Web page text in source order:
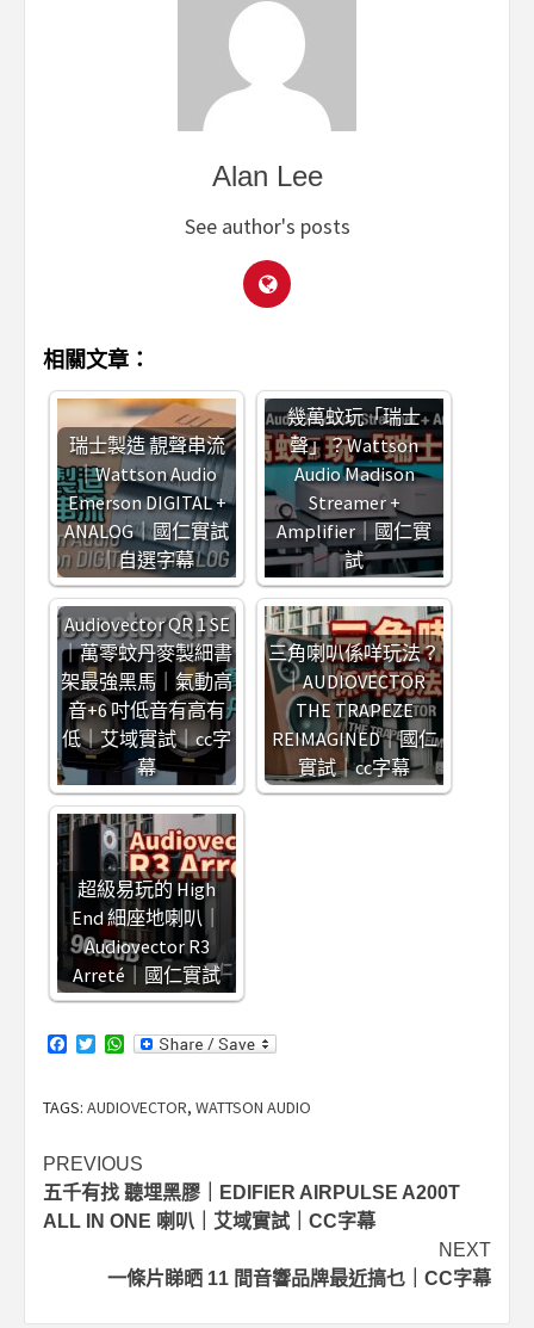
Alan Lee
See author's posts
相關文章：
瑞士製造 靚聲串流
｜Wattson Audio
Emerson DIGITAL +
ANALOG｜國仁實試
｜自選字幕
幾萬蚊玩「瑞士
聲」？Wattson
Audio Madison
Streamer +
Amplifier｜國仁實
試
Audiovector QR 1 SE
｜萬零蚊丹麥製細書
架最強黑馬｜氣動高
音+6 吋低音有高有
低｜艾域實試｜cc字
幕
三角喇叭係咩玩法？
｜AUDIOVECTOR
THE TRAPEZE
REIMAGINED｜國仁
實試｜cc字幕
超級易玩的 High
End 細座地喇叭｜
Audiovector R3
Arreté｜國仁實試
Facebook
TwitterWhatsApp
TAGS: AUDIOVECTOR, WATTSON AUDIO
Post
navigation
PREVIOUS
五千有找 聽埋黑膠｜EDIFIER AIRPULSE A200T
ALL IN ONE 喇叭｜艾域實試｜CC字幕
NEXT
一條片睇晒 11 間音響品牌最近搞乜｜CC字幕